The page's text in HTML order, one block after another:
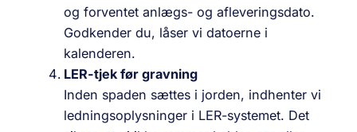
og forventet anlægs- og afleveringsdato.
Godkender du, låser vi datoerne i
kalenderen.
LER-tjek før gravning
Inden spaden sættes i jorden, indhenter vi
ledningsoplysninger i LER-systemet. Det